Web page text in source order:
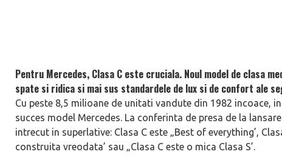
Pentru Mercedes, Clasa C este cruciala. Noul model de clasa
spate si ridica si mai sus standardele de lux si de confort ale
Cu peste 8,5 milioane de unitati vandute din 1982 incoace,
succes model Mercedes. La conferinta de presa de la
intrecut in superlative: Clasa C este „Best of everything’,
construita vreodata’ sau „Clasa C este o mica Clasa S’.